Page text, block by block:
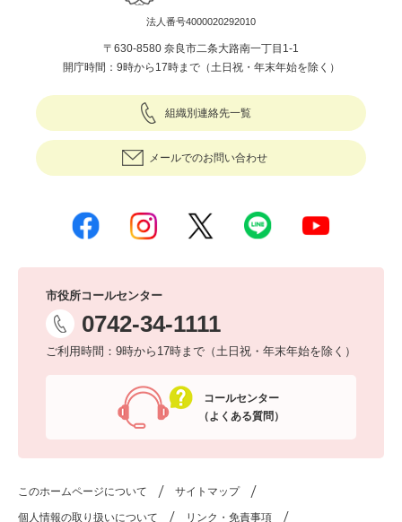
法人番号4000020292010
〒630-8580 奈良市二条大路南一丁目1-1
開庁時間：9時から17時まで（土日祝・年末年始を除く）
組織別連絡先一覧
メールでのお問い合わせ
市役所コールセンター
0742-34-1111
ご利用時間：9時から17時まで（土日祝・年末年始を除く）
コールセンター
（よくある質問）
このホームページについて サイトマップ
個人情報の取り扱いについて リンク・免責事項